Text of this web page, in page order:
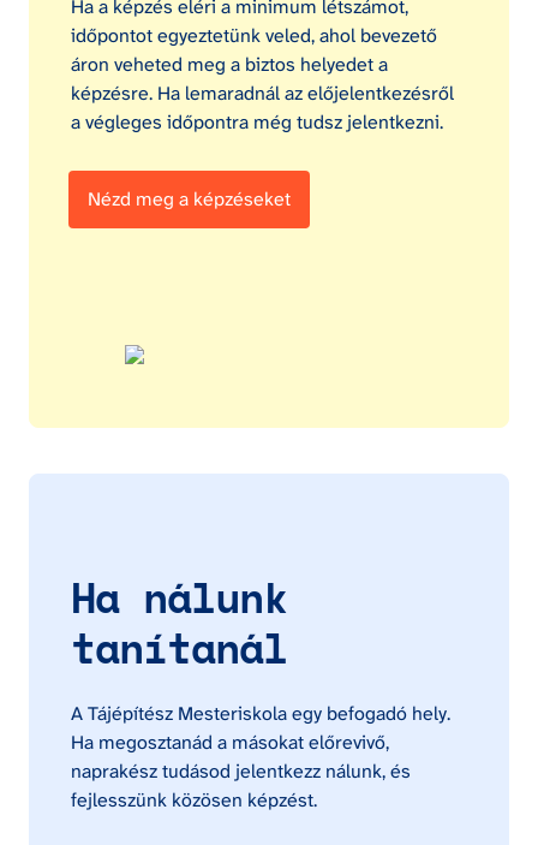
Ha a képzés eléri a minimum létszámot,
időpontot egyeztetünk veled, ahol bevezető
áron veheted meg a biztos helyedet a
képzésre. Ha lemaradnál az előjelentkezésről
a végleges időpontra még tudsz jelentkezni.
Nézd meg a képzéseket
Ha nálunk
tanítanál
A Tájépítész Mesteriskola egy befogadó hely.
Ha megosztanád a másokat előrevivő,
naprakész tudásod jelentkezz nálunk, és
fejlesszünk közösen képzést.